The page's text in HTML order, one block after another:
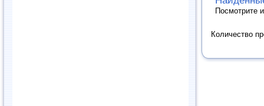
Посмотрите
Количество